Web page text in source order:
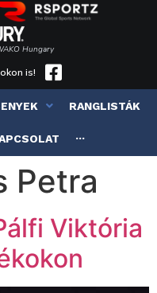
Hungary
is!
RANGLISTÁK
···
Petra
Viktória